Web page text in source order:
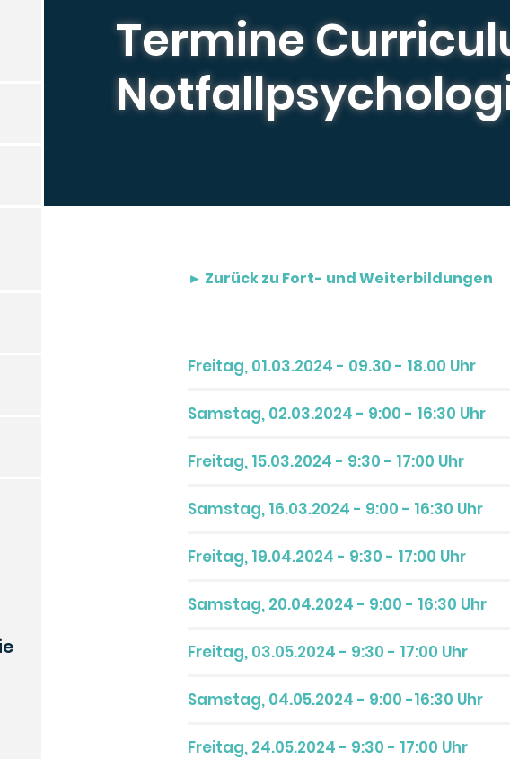
Termine
► Zurück zu Fort- und Weiterbildungen
Freitag, 01.03.2024 - 09.30 - 18.00 Uhr
Samstag, 02.03.2024 - 9:00 - 16:30 Uhr
Freitag, 15.03.2024 - 9:30 - 17:00 Uhr
Samstag, 16.03.2024 - 9:00 - 16:30 Uhr
Freitag, 19.04.2024 - 9:30 - 17:00 Uhr
Samstag, 20.04.2024 - 9:00 - 16:30 Uhr
Freitag, 03.05.2024 - 9:30 - 17:00 Uhr
Samstag, 04.05.2024 - 9:00 -16:30 Uhr
Freitag, 24.05.2024 - 9:30 - 17:00 Uhr